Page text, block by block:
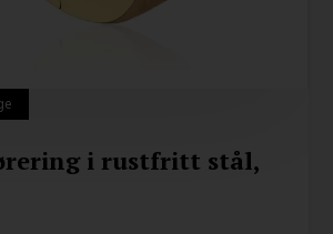
i rustfritt stål,